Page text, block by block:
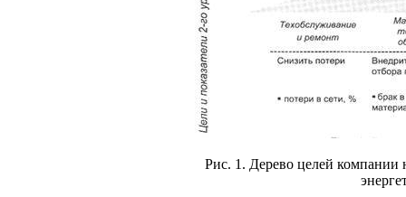
Рис. 1. Дерево целей